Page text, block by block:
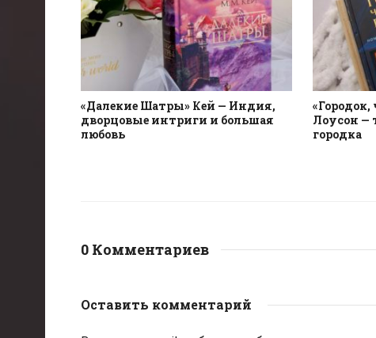
«Далекие Шатры» Кей — Индия,
дворцовые интриги и большая
любовь
«Городок,
Лоусон —
городка
0 Комментариев
Оставить комментарий